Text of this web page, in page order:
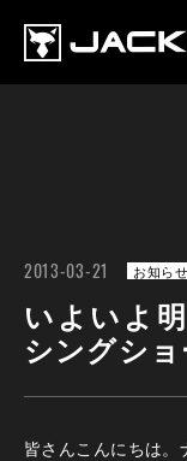
2013-03-21 お知ら
いよいよ
シングショ
皆さんこんにちは。